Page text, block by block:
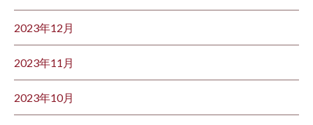
2023年12月
2023年11月
2023年10月